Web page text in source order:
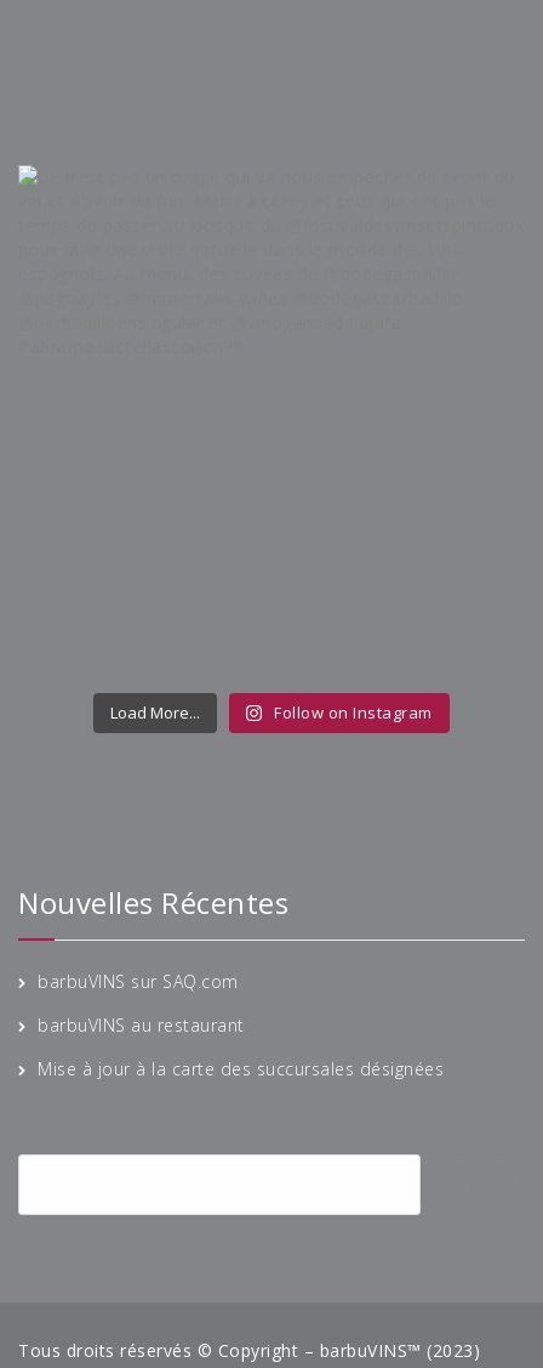
Load More... Follow on Instagram
Nouvelles Récentes
barbuVINS sur SAQ.com
barbuVINS au restaurant
Mise à jour à la carte des succursales désignées
Tous droits réservés © Copyright – barbuVINS™ (2023)